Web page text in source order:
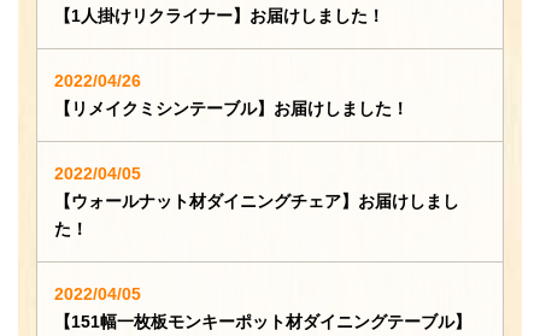
【1人掛けリクライナー】お届けしました！
2022/04/26
【リメイクミシンテーブル】お届けしました！
2022/04/05
【ウォールナット材ダイニングチェア】お届けしまし
た！
2022/04/05
【151幅一枚板モンキーポット材ダイニングテーブル】